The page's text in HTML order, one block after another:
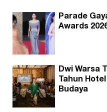
Parade
Awards
Dwi Warsa
Tahun
Budaya